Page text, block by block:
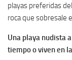
playas preferidas
roca que sobresale
Una playa nudista
tiempo o viven en